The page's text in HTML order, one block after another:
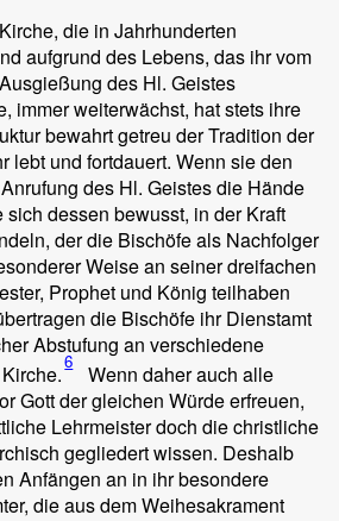
die in Jahrhunderten
aufgrund des Lebens, das ihr vom
des Hl. Geistes
immer weiterwächst, hat stets ihre
bewahrt getreu der Tradition der
lebt und fortdauert. Wenn sie den
des Hl. Geistes die Hände
sich dessen bewusst, in der Kraft
der die Bischöfe als Nachfolger
Weise an seiner dreifachen
Prophet und König teilhaben
die Bischöfe ihr Dienstamt
Abstufung an verschiedene
6
Wenn daher auch alle
Gott der gleichen Würde erfreuen,
Lehrmeister doch die christliche
gegliedert wissen. Deshalb
Anfängen an in ihr besondere
die aus dem Weihesakrament